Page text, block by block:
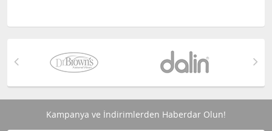
Kampanya ve İndirimlerden Haberdar Olun!